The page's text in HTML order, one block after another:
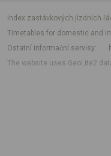
index zastávkových jízdních
Timetables for domestic and
Ostatní informační servisy
The website uses GeoLite2